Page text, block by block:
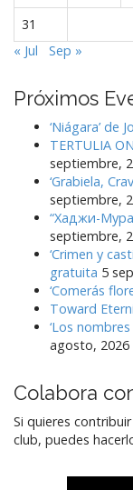
31
« Jul
Sep »
Próximos
‘Niágara’ de
TERTULIA
septiembre,
‘Grabiela,
septiembre,
“Хаджи-
septiembre,
‘Crimen y
gratuita 5
‘Comerás
Toward
‘Los
agosto, 2026
Colabora
Si quieres
club, puedes